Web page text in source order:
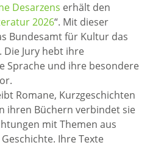
Desarzens erhält den
2026“. Mit dieser
Bundesamt für Kultur das
Jury hebt ihre
Sprache und ihre besondere
Romane, Kurzgeschichten
ihren Büchern verbindet sie
mit Themen aus
Ihre Texte